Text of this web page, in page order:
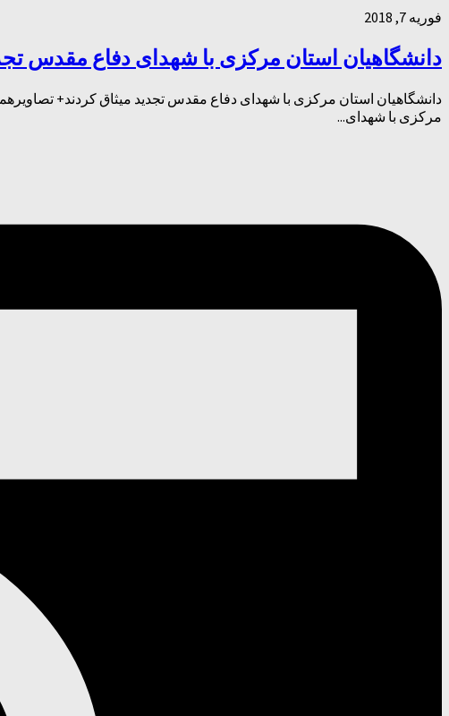
فوریه 7, 2018
دانشگاهیان استان مرکزی با شهدای دفاع مقدس
دانشگاهیان استان مرکزی با شهدای دفاع مقدس تجدید میثاق کردند+
مرکزی با شهدای...